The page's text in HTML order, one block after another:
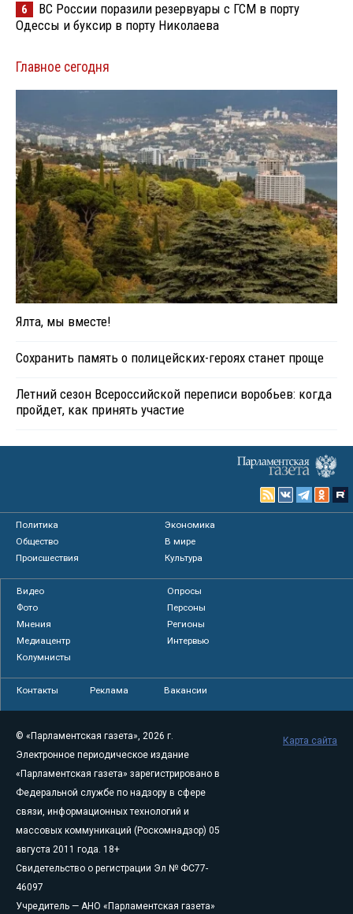
6
ВС России поразили резервуары с ГСМ в порту
Одессы и буксир в порту Николаева
Главное сегодня
Ялта, мы вместе!
Сохранить память о полицейских-героях станет проще
Летний сезон Всероссийской переписи воробьев: когда
пройдет, как принять участие
Политика
Экономика
Общество
В мире
Происшествия
Культура
Видео
Опросы
Фото
Персоны
Мнения
Регионы
Медиацентр
Интервью
Колумнисты
Контакты Реклама Вакансии
© «Парламентская газета», 2026 г.
Электронное периодическое издание
«Парламентская газета» зарегистрировано в
Федеральной службе по надзору в сфере
связи, информационных технологий и
массовых коммуникаций (Роскомнадзор) 05
августа 2011 года. 18+
Свидетельство о регистрации Эл № ФС77-
46097
Учредитель — АНО «Парламентская газета»
Карта сайта